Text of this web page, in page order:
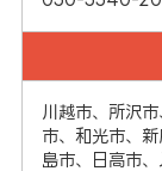
川越市、所沢
市、和光市、
島市、日高市